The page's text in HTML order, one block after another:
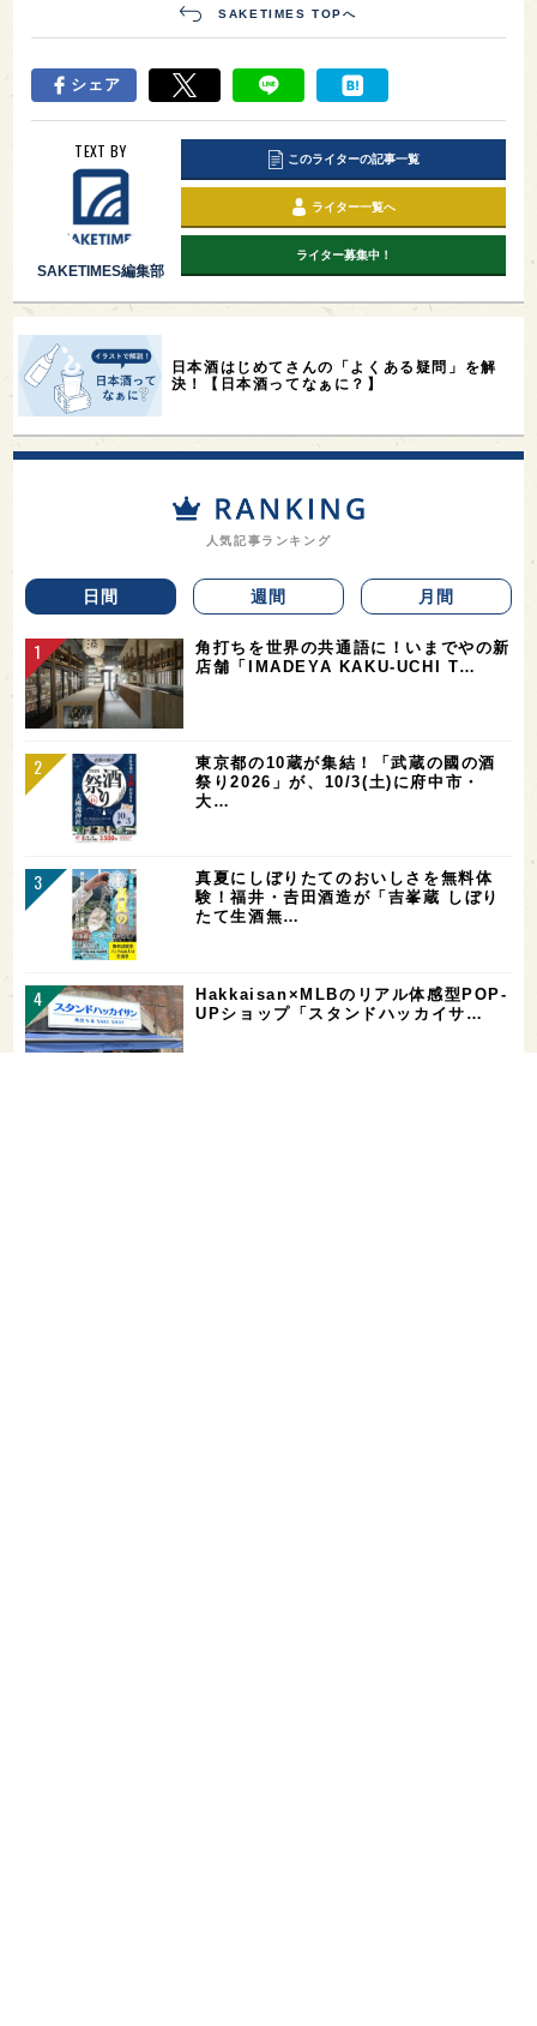
SAKETIMES TOPへ
シェア
TEXT BY
SAKETIMES編集部
このライターの記事一覧
ライター一覧へ
ライター募集中！
日本酒はじめてさんの「よくある疑問」を解
決！【日本酒ってなぁに？】
人気記事ランキング
日間 週間 月間
角打ちを世界の共通語に！いまでやの新
店舗「IMADEYA KAKU-UCHI T…
東京都の10蔵が集結！「武蔵の國の酒
祭り2026」が、10/3(土)に府中市・
大…
真夏にしぼりたてのおいしさを無料体
験！福井・𠮷田酒造が「吉峯蔵 しぼり
たて生酒無…
Hakkaisan×MLBのリアル体感型POP-
UPショップ「スタンドハッカイサ…